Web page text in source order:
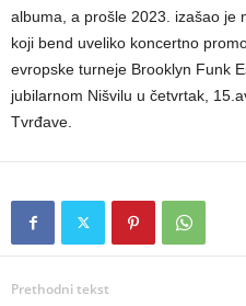
albuma, a prošle 2023. izašao je
koji bend uveliko koncertno
evropske turneje Brooklyn Funk
jubilarnom Nišvilu u četvrtak,
Tvrđave.
Prethodni tekst